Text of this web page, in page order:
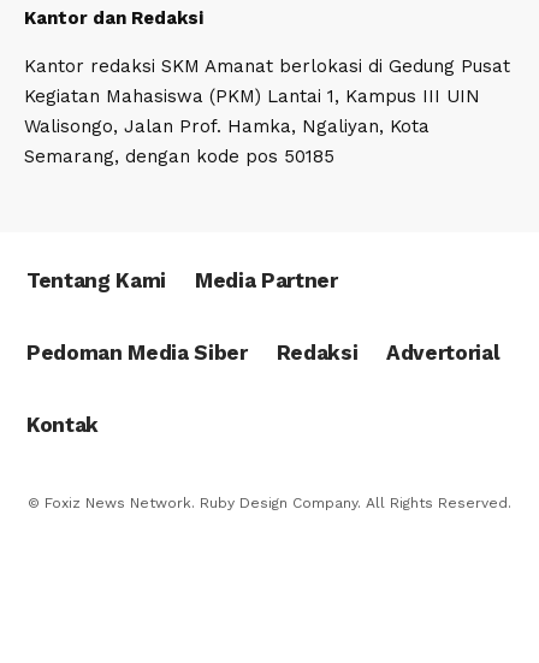
Kantor dan Redaksi
Kantor redaksi SKM Amanat berlokasi di Gedung Pusat
Kegiatan Mahasiswa (PKM) Lantai 1, Kampus III UIN
Walisongo, Jalan Prof. Hamka, Ngaliyan, Kota
Semarang, dengan kode pos 50185
Tentang Kami Media Partner
Pedoman Media Siber Redaksi Advertorial
Kontak
© Foxiz News Network. Ruby Design Company. All Rights Reserved.